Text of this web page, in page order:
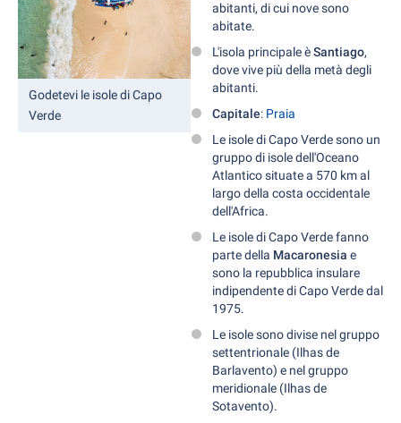
Godetevi le isole di Capo
Verde
abitanti, di cui nove sono
abitate.
L'isola principale èSantiago,
dove vive più della metà degli
abitanti.
Capitale: Praia
Le isole di Capo Verde sono un
gruppo di isole dell'Oceano
Atlantico situate a 570 km al
largo della costa occidentale
dell'Africa.
Le isole di Capo Verde fanno
parte della Macaronesia e
sono la repubblica insulare
indipendente di Capo Verde dal
1975.
Le isole sono divise nel gruppo
settentrionale (Ilhas de
Barlavento) e nel gruppo
meridionale (Ilhas de
Sotavento).